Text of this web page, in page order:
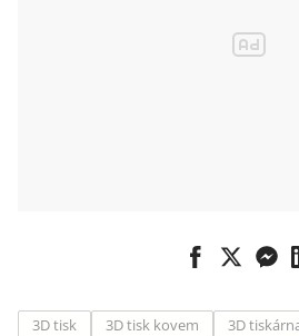
3D tisk 3D tisk kovem 3D